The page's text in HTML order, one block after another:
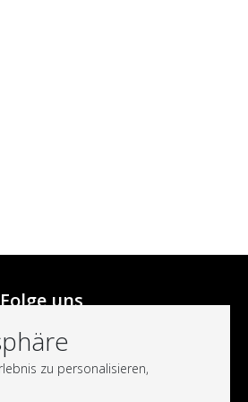
zu personalisieren,
Folge uns